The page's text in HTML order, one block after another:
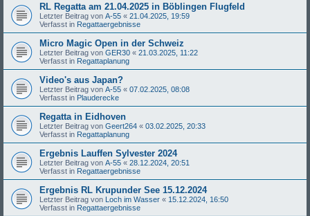
RL Regatta am 21.04.2025 in Böblingen Flugfeld
Letzter Beitrag von A-55 « 21.04.2025, 19:59
Verfasst in Regattaergebnisse
Micro Magic Open in der Schweiz
Letzter Beitrag von GER30 « 21.03.2025, 11:22
Verfasst in Regattaplanung
Video's aus Japan?
Letzter Beitrag von A-55 « 07.02.2025, 08:08
Verfasst in Plauderecke
Regatta in Eidhoven
Letzter Beitrag von Geert264 « 03.02.2025, 20:33
Verfasst in Regattaplanung
Ergebnis Lauffen Sylvester 2024
Letzter Beitrag von A-55 « 28.12.2024, 20:51
Verfasst in Regattaergebnisse
Ergebnis RL Krupunder See 15.12.2024
Letzter Beitrag von Loch im Wasser « 15.12.2024, 16:50
Verfasst in Regattaergebnisse